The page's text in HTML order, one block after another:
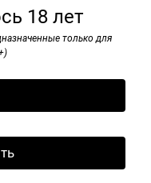
18 лет
только для